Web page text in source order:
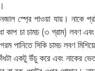
স্প্রে পাওয়া যায়। নাকে
চা চামচ (৩ গ্রাম) লবণ এবং
সিকি চামচ লবণ
একটু উঁচু করে এবং নাকের